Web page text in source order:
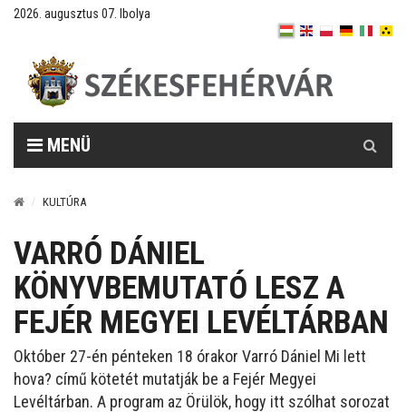
2026. augusztus 07. Ibolya
MENÜ
KULTÚRA
VARRÓ DÁNIEL
KÖNYVBEMUTATÓ LESZ A
FEJÉR MEGYEI LEVÉLTÁRBAN
Október 27-én pénteken 18 órakor Varró Dániel Mi lett
hova? című kötetét mutatják be a Fejér Megyei
Levéltárban. A program az Örülök, hogy itt szólhat sorozat